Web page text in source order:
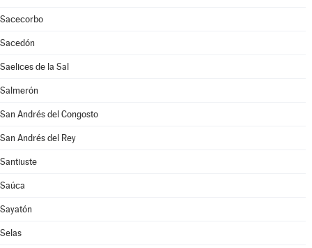
Sacecorbo
Sacedón
Saelices de la Sal
Salmerón
San Andrés del Congosto
San Andrés del Rey
Santiuste
Saúca
Sayatón
Selas